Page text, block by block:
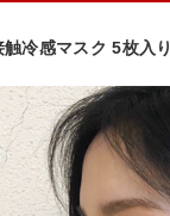
冷感マスク 5枚入り